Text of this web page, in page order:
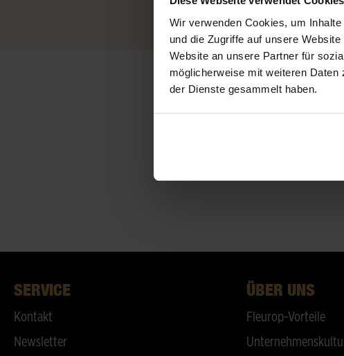
Wir verwenden Cookies, um
und die Zugriffe auf unsere
Website an unsere Partner für
möglicherweise mit weiteren
der Dienste gesammelt haben.
SERVICE
Kontakt
Newsletter
ÜBER UNS
Fleurop-Vorteile